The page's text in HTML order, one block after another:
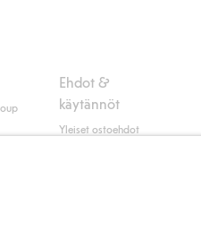
Ehdot &
käytännöt
Yleiset ostoehdot